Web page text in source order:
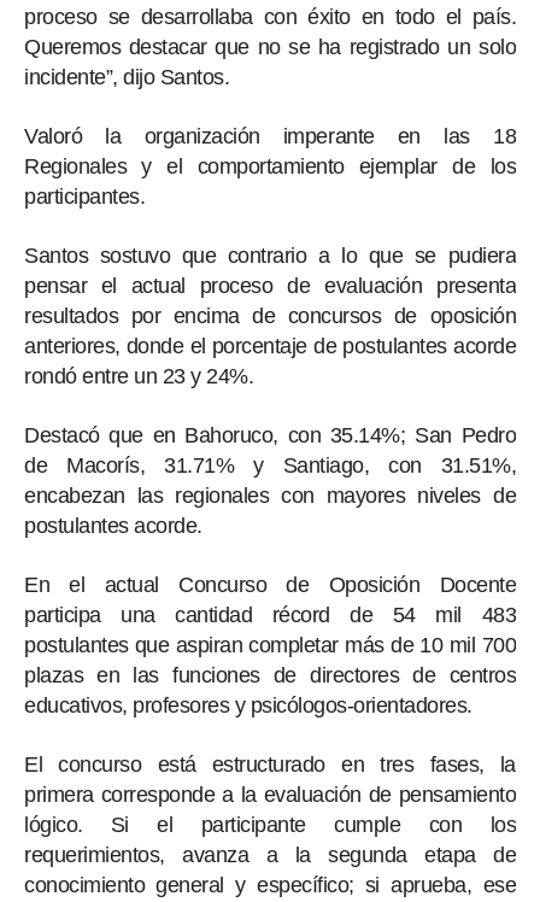
proceso se desarrollaba con éxito en todo el país.
Queremos destacar que no se ha registrado un solo
incidente”, dijo Santos.
Valoró la organización imperante en las 18
Regionales y el comportamiento ejemplar de los
participantes.
Santos sostuvo que contrario a lo que se pudiera
pensar el actual proceso de evaluación presenta
resultados por encima de concursos de oposición
anteriores, donde el porcentaje de postulantes acorde
rondó entre un 23 y 24%.
Destacó que en Bahoruco, con 35.14%; San Pedro
de Macorís, 31.71% y Santiago, con 31.51%,
encabezan las regionales con mayores niveles de
postulantes acorde.
En el actual Concurso de Oposición Docente
participa una cantidad récord de 54 mil 483
postulantes que aspiran completar más de 10 mil 700
plazas en las funciones de directores de centros
educativos, profesores y psicólogos-orientadores.
El concurso está estructurado en tres fases, la
primera corresponde a la evaluación de pensamiento
lógico. Si el participante cumple con los
requerimientos, avanza a la segunda etapa de
conocimiento general y específico; si aprueba, ese